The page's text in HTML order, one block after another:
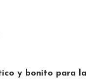
y bonito para la